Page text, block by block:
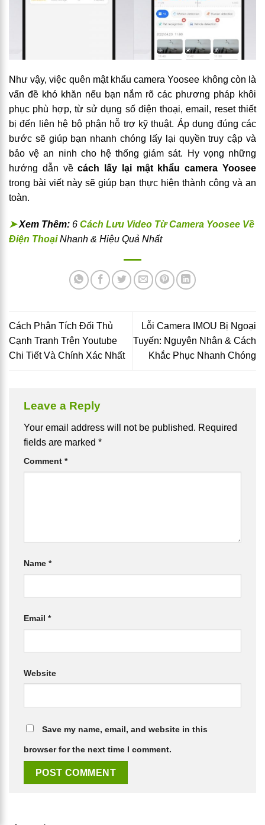
Như vậy, việc quên mật khẩu camera Yoosee không còn là
vấn đề khó khăn nếu bạn nắm rõ các phương pháp khôi
phục phù hợp, từ sử dụng số điện thoại, email, reset thiết
bị đến liên hệ bộ phận hỗ trợ kỹ thuật. Áp dụng đúng các
bước sẽ giúp bạn nhanh chóng lấy lại quyền truy cập và
bảo vệ an ninh cho hệ thống giám sát. Hy vọng những
hướng dẫn vềcách lấy lại mật khẩu camera Yoosee
trong bài viết này sẽ giúp bạn thực hiện thành công và an
toàn.
➤Xem Thêm: 6 Cách Lưu Video Từ Camera Yoosee Về
Điện ThoạiNhanh & Hiệu Quả Nhất
Cách Phân Tích Đối Thủ
Cạnh Tranh Trên Youtube
Chi Tiết Và Chính Xác Nhất
Lỗi Camera IMOU Bị Ngoại
Tuyến: Nguyên Nhân & Cách
Khắc Phục Nhanh Chóng
Leave a Reply
Your email address will not be published. Required
fields are marked *
Comment *
Name *
Email *
Website
Save my name, email, and website in this
browser for the next time I comment.